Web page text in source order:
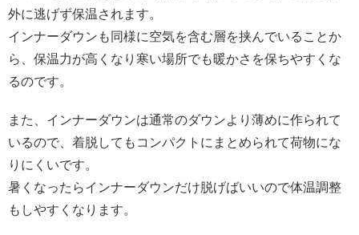
外に逃げず保温されます。
インナーダウンも同様に空気を含む層を挟んでいることか
ら、保温力が高くなり寒い場所でも暖かさを保ちやすくな
るのです。
また、インナーダウンは通常のダウンより薄めに作られて
いるので、着脱してもコンパクトにまとめられて荷物にな
りにくいです。
暑くなったらインナーダウンだけ脱げばいいので体温調整
もしやすくなります。